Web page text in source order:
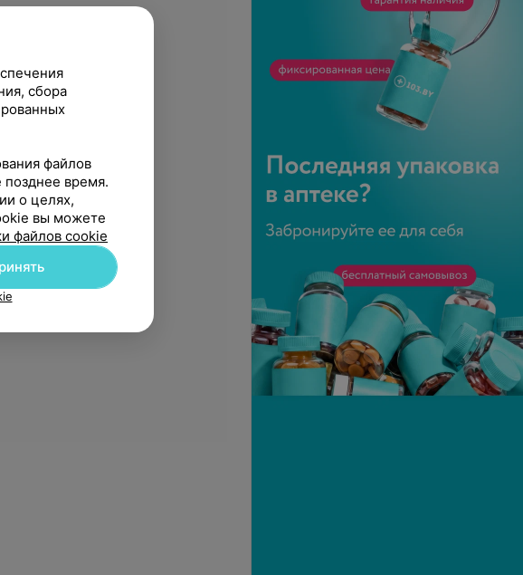
УЗИ печени и желчного
пузыря с определением
23,78 руб.
Запись по телефону
УЗИ селезенки
14,83 руб.
Запись по телефону
Записаться
сбора
файлов
позднее время.
о целях,
вы можете
файлов cookie